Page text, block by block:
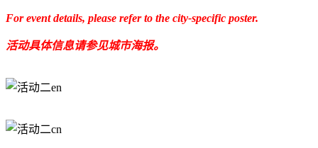
For event details, please refer to the city-specific poster.
活动具体信息请参见城市海报。